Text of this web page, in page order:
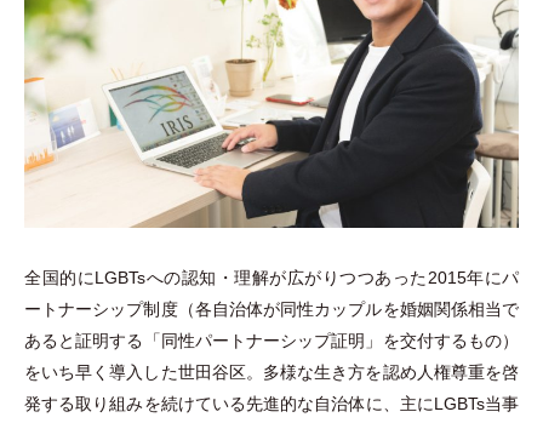
全国的にLGBTsへの認知 ・ 理解が広がりつつあった2015年にパ
ートナーシップ制度（各自治体が同性カップルを婚姻関係相当で
あると証明する 「同性パートナーシップ証明 」 を交付するもの）
をいち早く導入した世田谷区。多様な生き方を認め人権尊重を啓
発する取り組みを続けている先進的な自治体に、主にLGBTs当事